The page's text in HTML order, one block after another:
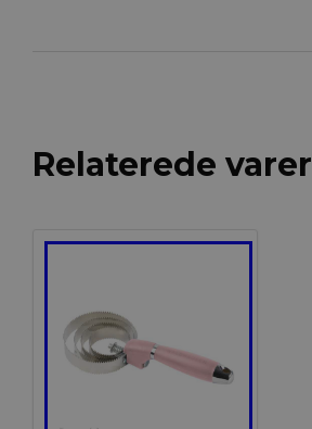
Relaterede varer